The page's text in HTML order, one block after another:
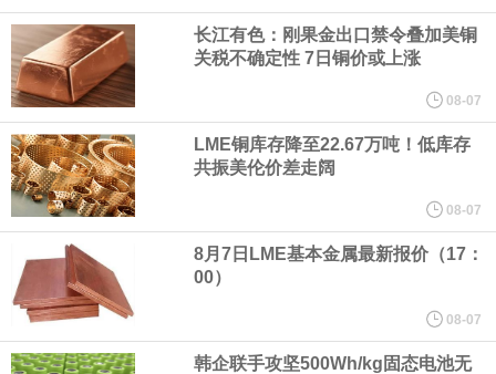
成技术、高紧凑度机器人身体集成技术、机器人激光雷达全自研核
心技术等多项已商业化应用的核心技术并已应用于公司的高性能通
用人形机器人、四足机器人等产品。
美国总统特朗普6日否认他对国防部长赫格塞思不满，称对赫格塞思
所做的工作“非常满意”。特朗普在社交媒体上发帖称，一些媒体有关
他与赫格塞思就弹药短缺问题发生冲突的报道是“完全没有根据的谣
言”，他对赫格塞思所做的工作“非常满意”。
长江有色：刚果金出口禁令叠加美铜
关税不确定性 7日铜价或上涨
08-07
LME铜库存降至22.67万吨！低库存
共振美伦价差走阔
08-07
8月7日LME基本金属最新报价（17：
00）
08-07
韩企联手攻坚500Wh/kg固态电池无